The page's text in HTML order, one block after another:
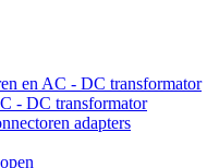
en AC - DC transformator
- DC transformator
adapters